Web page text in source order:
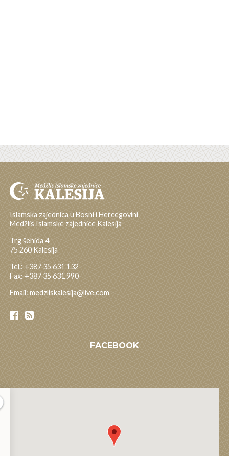
Islamska zajednica u Bosni i Hercegovini
Medžlis Islamske zajednice Kalesija
Trg šehida 4
75 260 Kalesija
Tel.: +387 35 631 132
Fax: +387 35 631 990
Email: medzliskalesija@live.com
FACEBOOK